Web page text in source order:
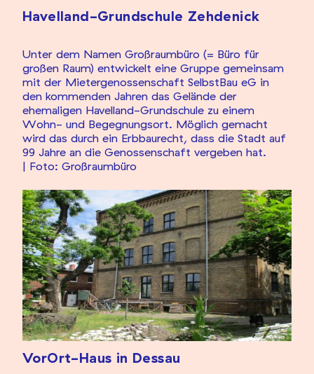
Havelland-Grundschule Zehdenick
Unter dem Namen Großraumbüro (= Büro für
großen Raum) entwickelt eine Gruppe gemeinsam
mit der Mietergenossenschaft SelbstBau eG in
den kommenden Jahren das Gelände der
ehemaligen Havelland-Grundschule zu einem
Wohn- und Begegnungsort. Möglich gemacht
wird das durch ein Erbbaurecht, dass die Stadt auf
99 Jahre an die Genossenschaft vergeben hat.
| Foto: Großraumbüro
VorOrt-Haus in Dessau